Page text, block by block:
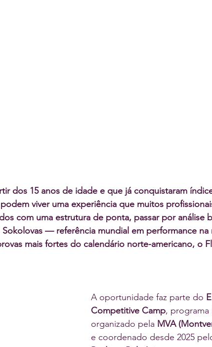
dos 15 anos de idade e que já conquistaram
viver uma experiência que muitos
com uma estrutura de ponta, passar por análise
Sokolovas — referência mundial em performance
mais fortes do calendário norte-americano, o
A oportunidade faz parte do
Competitive Camp, programa
organizado pela MVA
e coordenado desde 2025